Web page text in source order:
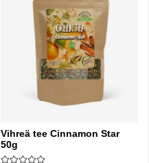
Vihreä tee Cinnamon Star
50g